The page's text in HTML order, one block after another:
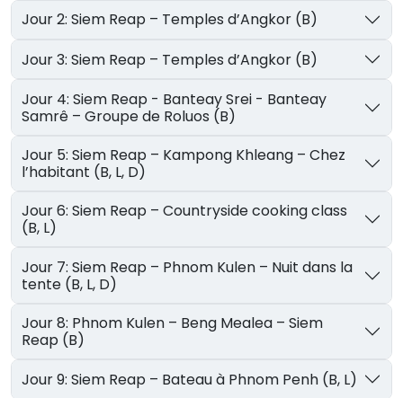
Jour 2: Siem Reap – Temples d’Angkor (B)
Jour 3: Siem Reap – Temples d’Angkor (B)
Jour 4: Siem Reap - Banteay Srei - Banteay
Samrê – Groupe de Roluos (B)
Jour 5: Siem Reap – Kampong Khleang – Chez
l’habitant (B, L, D)
Jour 6: Siem Reap – Countryside cooking class
(B, L)
Jour 7: Siem Reap – Phnom Kulen – Nuit dans la
tente (B, L, D)
Jour 8: Phnom Kulen – Beng Mealea – Siem
Reap (B)
Jour 9: Siem Reap – Bateau à Phnom Penh (B, L)